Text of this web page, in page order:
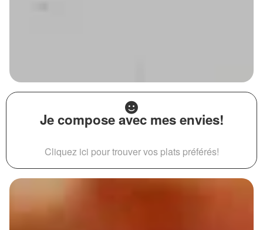
Je compose avec mes envies!
Cliquez ici pour trouver vos plats préférés!